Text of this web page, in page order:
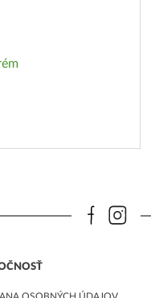
OSOBNÝCH ÚDAJOV